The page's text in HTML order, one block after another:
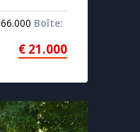
66.000 Boîte:
€ 21.000